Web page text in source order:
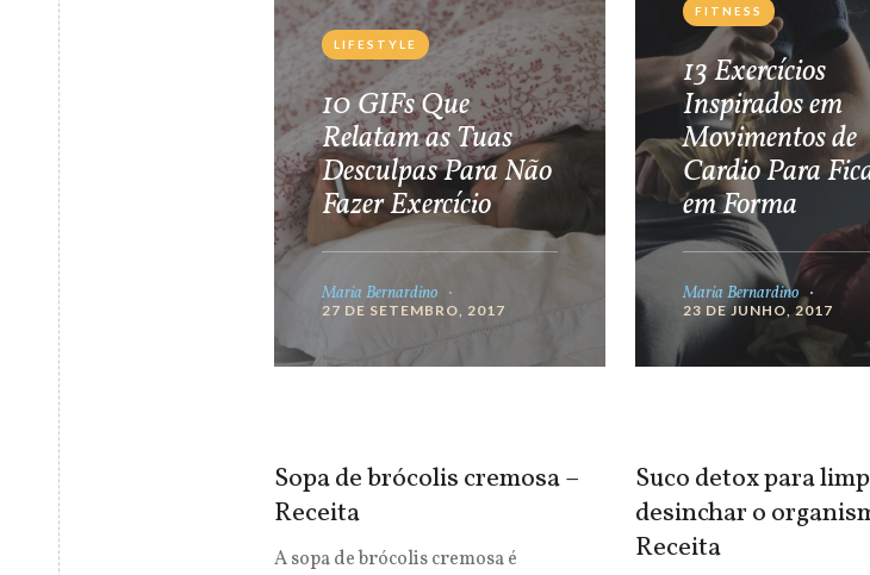
LIFESTYLE
10 GIFs Que
Relatam as Tuas
Desculpas Para Não
Fazer Exercício
Maria Bernardino
27 DE SETEMBRO, 2017
FITNESS
13 Exercícios
Inspirados em
Movimentos de
Cardio Para
em Forma
Maria Bernardino
23 DE JUNHO, 2017
Sopa de brócolis cremosa –
Receita
A sopa de brócolis cremosa é
Suco detox para
desinchar o
Receita